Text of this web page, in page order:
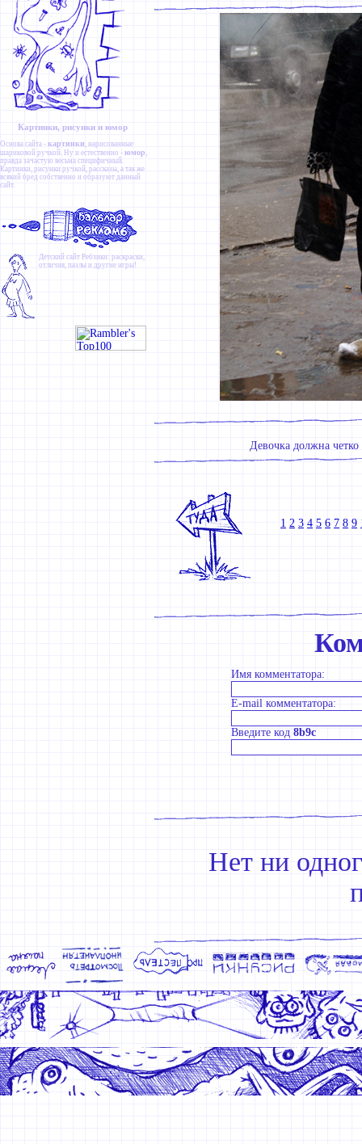
Картинки, рисунки и юмор
Основа сайта - картинки , нарисованные
шариковой ручкой. Ну и естественно - юмор ,
правда зачастую весьма специфичный.
Картинки, рисунки ручкой, рассказы, а так же
всякий бред собственно и образуют данный
сайт.
Детский сайт Ребзики: раскраски,
отличия, пазлы и другие игры!
Девочка должна
1 2 3 4 5 6 7 8 9
Имя комментатора:
E-mail комментатора:
Введите код 8b9c
Нет ни